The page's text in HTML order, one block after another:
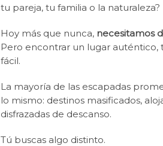
tu pareja, tu familia o la naturaleza?
Hoy más que nunca, necesitamos
Pero encontrar un lugar
fácil.
La mayoría de las escapadas
lo mismo: destinos masificados,
disfrazadas de descanso.
Tú buscas algo distinto.